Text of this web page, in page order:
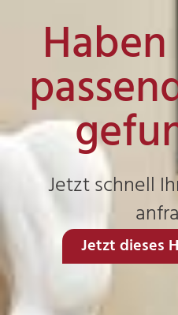
Jetzt schnell
Jetzt dieses